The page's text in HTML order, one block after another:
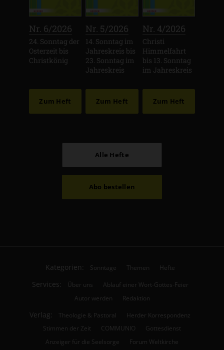
Nr. 6/2026
24. Sonntag der
Osterzeit bis
Christkönig
Zum Heft
Nr. 5/2026
14. Sonntag im
Jahreskreis bis
23. Sonntag im
Jahreskreis
Zum Heft
Nr. 4/2026
Christi
Himmelfahrt
bis 13. Sonntag
im Jahreskreis
Zum Heft
Alle Hefte
Abo bestellen
Kategorien: Sonntage Themen Hefte
Services: Über uns
Ablauf einer Wort-Gottes-Feier
Autor werden
Redaktion
Verlag: Theologie & Pastoral
Herder Korrespondenz
Stimmen der Zeit
COMMUNIO
Gottesdienst
Anzeiger für die Seelsorge
Forum Weltkirche